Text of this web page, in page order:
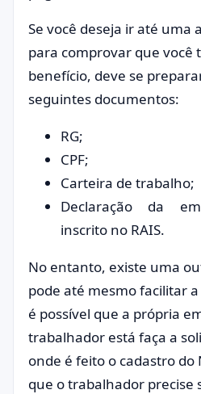
Se você deseja ir até uma
para comprovar que você
benefício, deve se
seguintes documentos:
RG;
CPF;
Carteira de trabalho;
Declaração da
inscrito no RAIS.
No entanto, existe uma
pode até mesmo facilitar
é possível que a própria
trabalhador está faça a
onde é feito o cadastro do
que o trabalhador precise